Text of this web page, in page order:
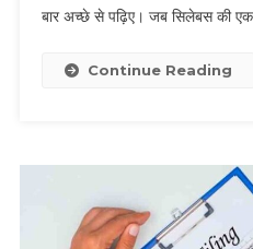
बार अच्छे से पढ़िए। जब सिलेबस की
Continue Reading